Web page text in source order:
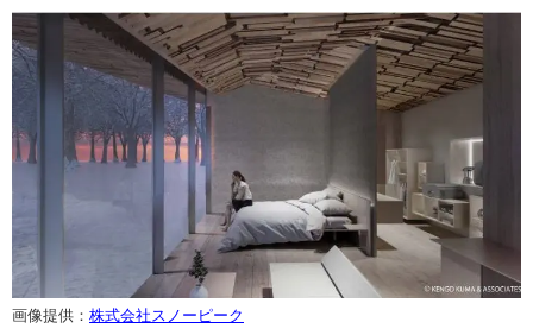
画像提供： 株式会社スノーピーク